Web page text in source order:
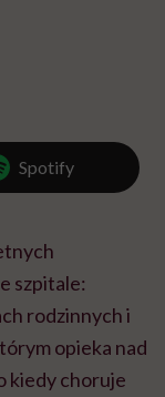
Spotify
szpitale:
rodzinnych i
opieka nad
kiedy choruje